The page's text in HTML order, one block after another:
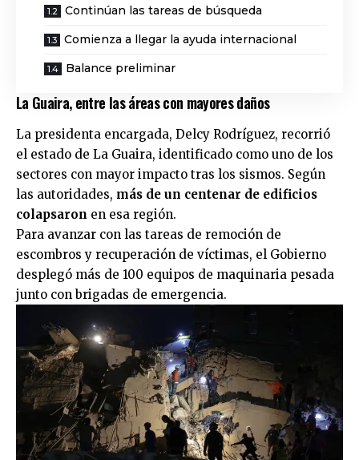
Continúan las tareas de búsqueda
Comienza a llegar la ayuda internacional
Balance preliminar
La Guaira, entre las áreas con mayores daños
La presidenta encargada, Delcy Rodríguez, recorrió
el estado de La Guaira, identificado como uno de los
sectores con mayor impacto tras los sismos. Según
las autoridades, más de un centenar de edificios
colapsaron en esa región.
Para avanzar con las tareas de remoción de
escombros y recuperación de víctimas, el Gobierno
desplegó más de 100 equipos de maquinaria pesada
junto con brigadas de emergencia.